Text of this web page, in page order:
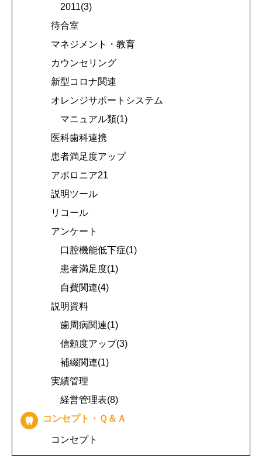
2011(3)
待合室
マネジメント・教育
カウンセリング
新型コロナ関連
オレンジサポートシステム
マニュアル類(1)
医科歯科連携
患者満足度アップ
アポロニア21
説明ツール
リコール
アンケート
口腔機能低下症(1)
患者満足度(1)
自費関連(4)
説明資料
歯周病関連(1)
信頼度アップ(3)
補綴関連(1)
実績管理
経営管理表(8)
コンセプト・Ｑ＆Ａ
コンセプト